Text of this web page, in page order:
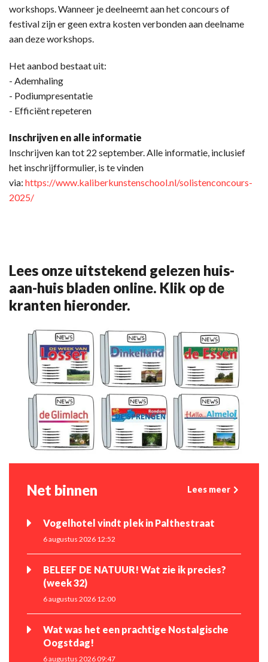
workshops. Wanneer je deelneemt aan het concours of
festival zijn er geen extra kosten verbonden aan deelname
aan deze workshops.
Het aanbod bestaat uit:
- Ademhaling
- Podiumpresentatie
- Efficiënt repeteren
Inschrijven en alle informatie
Inschrijven kan tot 22 september. Alle informatie, inclusief
het inschrijfformulier, is te vinden
via: https://www.kaliberkunstenschool.nl/solistenconcours-
2025/
Lees onze uitstekend gelezen huis-
aan-huis bladen online. Klik op de
kranten hieronder.
Net binnen Lees meer
Vogelhotel vindt plek in Palthestraat
6 augustus 2026 12:52
BELEEF DE NATUUR! Wat zie ik precies?
(week 32)
6 augustus 2026 12:00
Wat was het een prachtige Nostalgische
Oogstdag!
6 augustus 2026 09:47